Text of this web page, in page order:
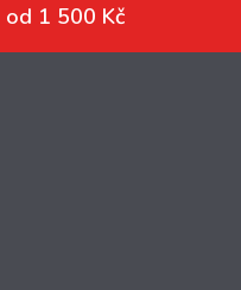
od 1 500 Kč